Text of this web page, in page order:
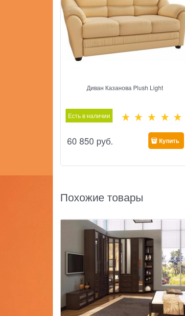
Диван Казанова Plush Light
Есть в наличии
60 850 руб. Купить
Похожие товары